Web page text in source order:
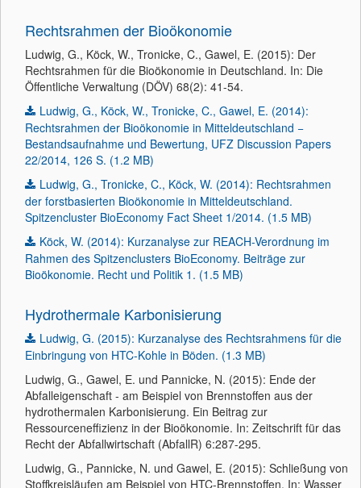
Rechtsrahmen der Bioökonomie
Ludwig, G., Köck, W., Tronicke, C., Gawel, E. (2015): Der
Rechtsrahmen für die Bioökonomie in Deutschland. In: Die
Öffentliche Verwaltung (DÖV) 68(2): 41-54.
Ludwig, G., Köck, W., Tronicke, C., Gawel, E. (2014):
Rechtsrahmen der Bioökonomie in Mitteldeutschland −
Bestandsaufnahme und Bewertung, UFZ Discussion Papers
22/2014, 126 S. (1.2 MB)
Ludwig, G., Tronicke, C., Köck, W. (2014): Rechtsrahmen
der forstbasierten Bioökonomie in Mitteldeutschland.
Spitzencluster BioEconomy Fact Sheet 1/2014. (1.5 MB)
Köck, W. (2014): Kurzanalyse zur REACH-Verordnung im
Rahmen des Spitzenclusters BioEconomy. Beiträge zur
Bioökonomie. Recht und Politik 1. (1.5 MB)
Hydrothermale Karbonisierung
Ludwig, G. (2015): Kurzanalyse des Rechtsrahmens für die
Einbringung von HTC-Kohle in Böden. (1.3 MB)
Ludwig, G., Gawel, E. und Pannicke, N. (2015): Ende der
Abfalleigenschaft - am Beispiel von Brennstoffen aus der
hydrothermalen Karbonisierung. Ein Beitrag zur
Ressourceneffizienz in der Bioökonomie. In: Zeitschrift für das
Recht der Abfallwirtschaft (AbfallR) 6:287-295.
Ludwig, G., Pannicke, N. und Gawel, E. (2015): Schließung von
Stoffkreisläufen am Beispiel von HTC-Brennstoffen. In: Wasser